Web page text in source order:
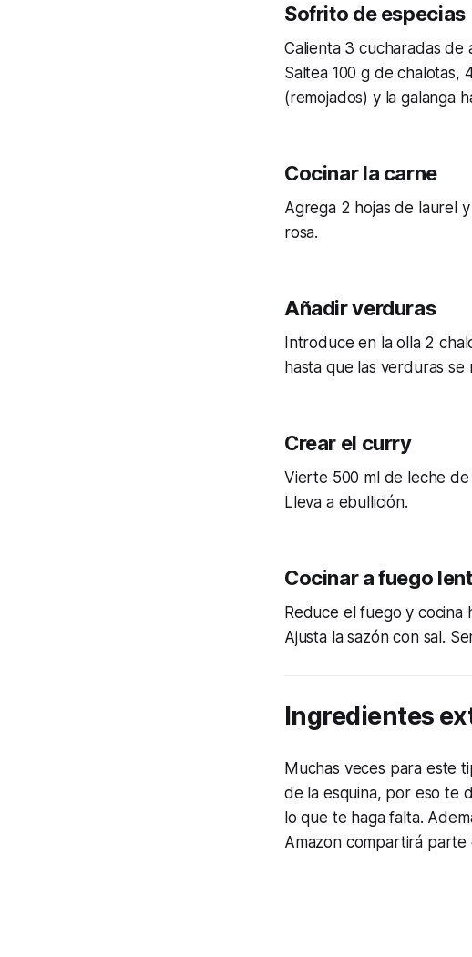
Sofrito de especias
Calienta 3 cucharadas de
Saltea 100 g de chalotas,
(remojados) y la galanga
Cocinar la carne
Agrega 2 hojas de laurel
rosa.
Añadir verduras
Introduce en la olla 2
hasta que las verduras se
Crear el curry
Vierte 500 ml de leche de
Lleva a ebullición.
Cocinar a fuego
Reduce el fuego y cocina
Ajusta la sazón con sal.
Ingredientes
Muchas veces para este
de la esquina, por eso te
lo que te haga falta.
Amazon compartirá